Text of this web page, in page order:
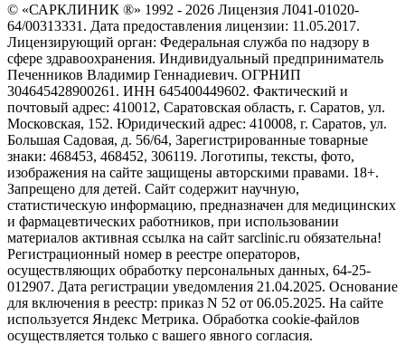
© «САРКЛИНИК ®» 1992 - 2026 Лицензия Л041-01020-
64/00313331. Дата предоставления лицензии: 11.05.2017.
Лицензирующий орган: Федеральная служба по надзору в
сфере здравоохранения. Индивидуальный предприниматель
Печенников Владимир Геннадиевич. ОГРНИП
304645428900261. ИНН 645400449602. Фактический и
почтовый адрес: 410012, Саратовская область, г. Саратов, ул.
Московская, 152. Юридический адрес: 410008, г. Саратов, ул.
Большая Садовая, д. 56/64, Зарегистрированные товарные
знаки: 468453, 468452, 306119. Логотипы, тексты, фото,
изображения на сайте защищены авторскими правами. 18+.
Запрещено для детей. Сайт содержит научную,
статистическую информацию, предназначен для медицинских
и фармацевтических работников, при использовании
материалов активная ссылка на сайт sarclinic.ru обязательна!
Регистрационный номер в реестре операторов,
осуществляющих обработку персональных данных, 64-25-
012907. Дата регистрации уведомления 21.04.2025. Основание
для включения в реестр: приказ N 52 от 06.05.2025. На сайте
используется Яндекс Метрика. Обработка cookie-файлов
осуществляется только с вашего явного согласия.